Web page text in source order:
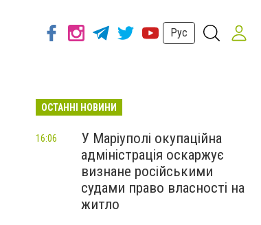
Рус
ОСТАННІ НОВИНИ
У Маріуполі окупаційна
адміністрація оскаржує
визнане російськими
судами право власності на
житло
16:06